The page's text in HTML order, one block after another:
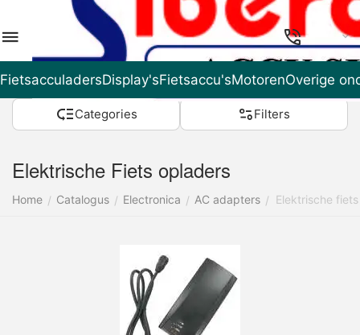
NL
FietsacculadersDisplay'sFietsaccu'sMotorenOverige
Categories Filters
Elektrische Fiets opladers
Home / Catalogus / Electronica / AC adapters / Elektrische fiets